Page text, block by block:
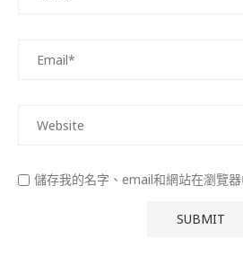
儲存我的名字、email和網站在瀏覽